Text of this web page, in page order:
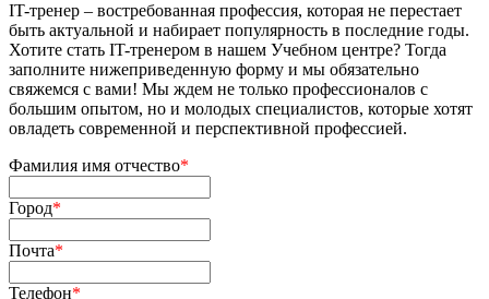
IT-тренер – востребованная профессия, которая не перестает
быть актуальной и набирает популярность в последние годы.
Хотите стать IT-тренером в нашем Учебном центре? Тогда
заполните нижеприведенную форму и мы обязательно
свяжемся с вами! Мы ждем не только профессионалов с
большим опытом, но и молодых специалистов, которые хотят
овладеть современной и перспективной профессией.
Фамилия имя отчество*
Город*
Почта*
Телефон*